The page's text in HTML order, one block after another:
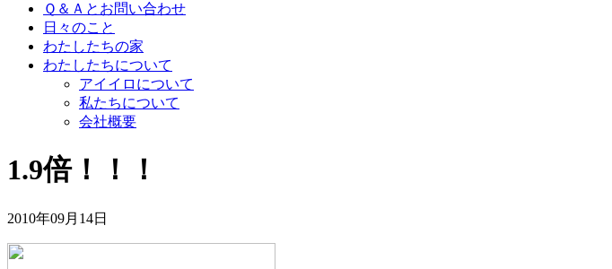
Ｑ＆Ａとお問い合わせ
日々のこと
わたしたちの家
わたしたちについて
アイイロについて
私たちについて
会社概要
1.9倍！！！
2010年09月14日